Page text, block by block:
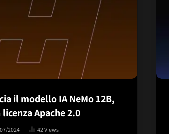
il modello IA NeMo 12B,
Apache 2.0
2024 42Views